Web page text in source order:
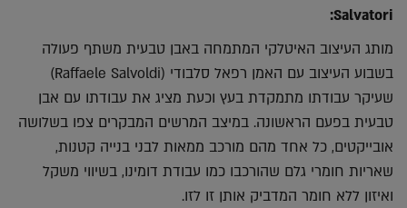
Salvatori
:
מותג העיצוב האיטלקי המתמחה באבן טבעית משתף פעולה
בשבוע העיצוב עם האמן רפאל סלבודי (Raffaele Salvoldi)
שעיקר עבודתו מתמקדת בעץ וכעת מציג את עבודתו עם אבן
טבעית בפעם הראשונה. במיצב המרשים המבקרים צפו בשלושה
אובייקטים, כל אחד מהם מורכב ממאות לבני בנייה קטנות,
שאריות חומרי גלם שהורכבו כמו עבודת דומינו, בשיווי משקל
ואיזון ללא חומר המדביק אותן זו לזו.